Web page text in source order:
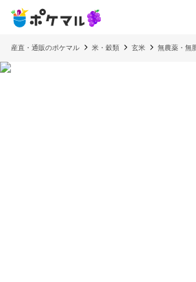
産直・通販のポケマル 米・穀類 玄米 無農薬・無